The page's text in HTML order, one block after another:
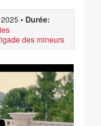
• Durée:
des mineurs